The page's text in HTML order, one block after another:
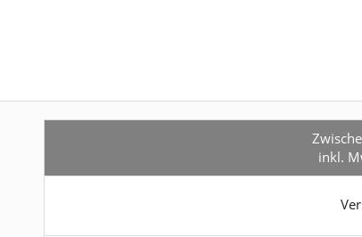
inkl.